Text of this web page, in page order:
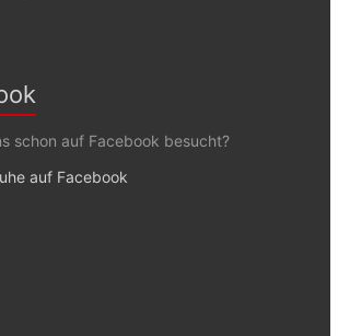
schon auf Facebook besucht?
auf Facebook